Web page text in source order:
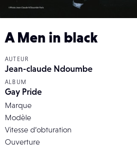
A Men in black
AUTEUR
Jean-claude Ndoumbe
ALBUM
Gay Pride
Marque
Modèle
Vitesse d’obturation
Ouverture